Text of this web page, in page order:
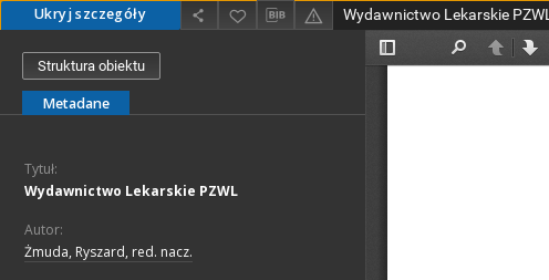
Ukryj szczegóły Wydawnictwo Lekarskie PZWL
Struktura obiektu
Metadane
Tytuł:
Wydawnictwo Lekarskie PZWL
Autor:
Żmuda, Ryszard, red. nacz.